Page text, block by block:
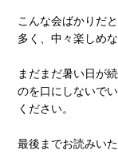
こんな会ばかりだ
多く、中々楽しめ
まだまだ暑い日が
のを口にしないで
ください。
最後までお読みい